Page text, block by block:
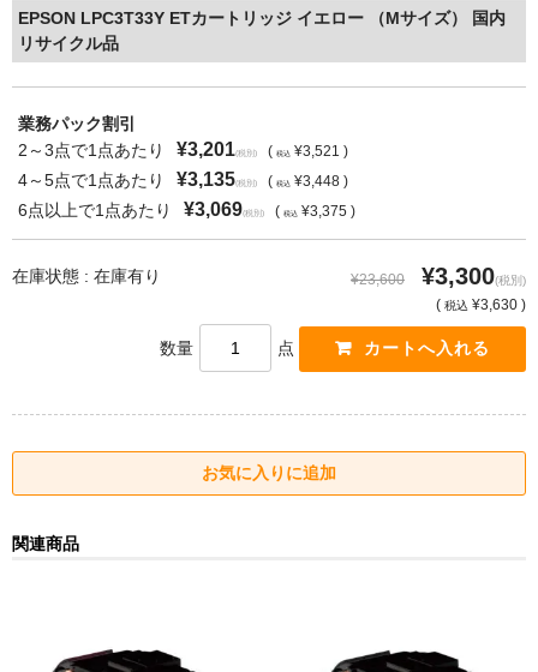
EPSON LPC3T33Y ETカートリッジ イエロー （Mサイズ） 国内
リサイクル品
業務パック割引
2～3点で1点あたり
¥3,201(税別) ( 税込 ¥3,521 )
4～5点で1点あたり ¥3,135(税別) ( 税込 ¥3,448 )
6点以上で1点あたり ¥3,069(税別) ( 税込 ¥3,375 )
在庫状態 : 在庫有り ¥23,600 ¥3,300(税別)
( 税込 ¥3,630 )
数量 点
関連商品